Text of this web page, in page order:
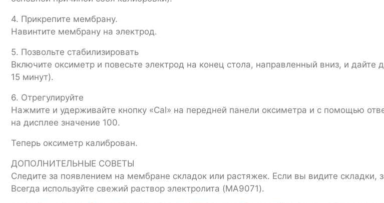
4. Прикрепите мембрану.
Навинтите мембрану на электрод.
5. Позвольте стабилизировать
Включите оксиметр и повесьте электрод на конец стола, направленный вниз, и дайте
15 минут).
6. Отрегулируйте
Нажмите и удерживайте кнопку «Cal» на передней панели оксиметра и с помощью
на дисплее значение 100.
Теперь оксиметр калиброван.
ДОПОЛНИТЕЛЬНЫЕ СОВЕТЫ
Следите за появлением на мембране складок или растяжек. Если вы видите складки,
Всегда используйте свежий раствор электролита (MA9071).